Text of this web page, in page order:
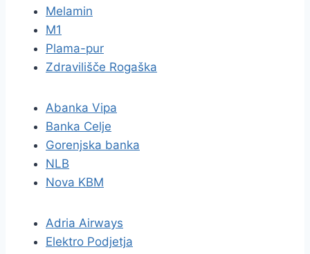
Melamin
M1
Plama-pur
Zdravilišče Rogaška
Abanka Vipa
Banka Celje
Gorenjska banka
NLB
Nova KBM
Adria Airways
Elektro Podjetja